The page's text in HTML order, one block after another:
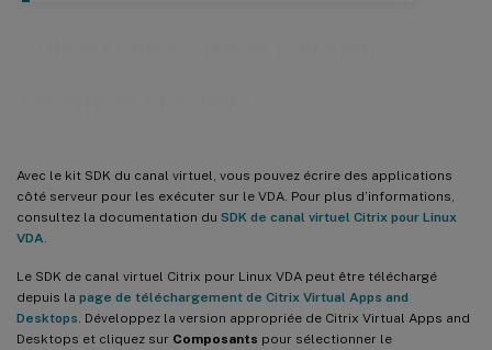
Avec le kit SDK du canal virtuel, vous pouvez écrire des applications
côté serveur pour les exécuter sur le VDA. Pour plus d’informations,
consultez la documentation du SDK de canal virtuel Citrix pour Linux
VDA
Le SDK de canal virtuel Citrix pour Linux VDA peut être téléchargé
depuis la page de téléchargement de Citrix Virtual Apps and
Desktops . Développez la version appropriée de Citrix Virtual Apps and
Desktops et cliquez sur Composants pour sélectionner le